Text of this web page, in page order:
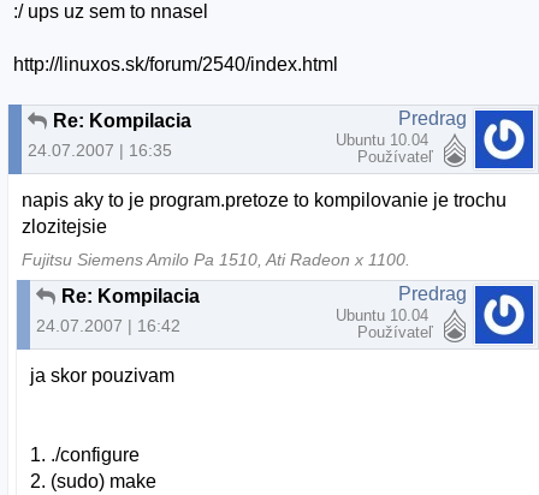
:/ ups uz sem to nnasel
http://linuxos.sk/forum/2540/index.html
Re: Kompilacia
24.07.2007 | 16:35
Predrag
Ubuntu 10.04
Používateľ
napis aky to je program.pretoze to kompilovanie je trochu
zlozitejsie
Fujitsu Siemens Amilo Pa 1510, Ati Radeon x 1100.
Re: Kompilacia
24.07.2007 | 16:42
Predrag
Ubuntu 10.04
Používateľ
ja skor pouzivam
1. ./configure
2. (sudo) make